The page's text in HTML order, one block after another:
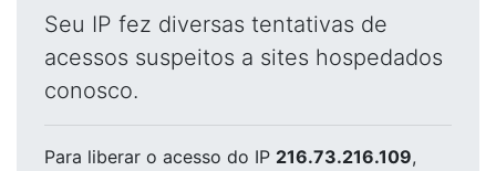
Seu IP fez diversas tentativas de
acessos suspeitos a sites hospedados
conosco.
Para liberar o acesso do IP 216.73.216.109,